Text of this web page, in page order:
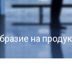
на